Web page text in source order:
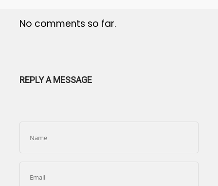
No comments so far.
REPLY A MESSAGE